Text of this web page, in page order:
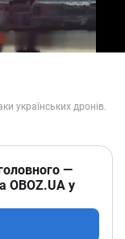
—
OBOZ.UA у